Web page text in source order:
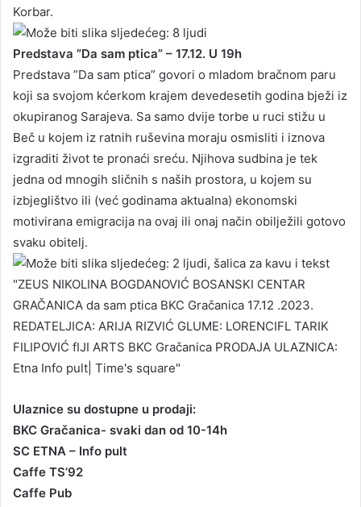
Korbar.
Predstava ”Da sam ptica” – 17.12. U 19h
Predstava ”Da sam ptica” govori o mladom bračnom paru
koji sa svojom kćerkom krajem devedesetih godina bježi iz
okupiranog Sarajeva. Sa samo dvije torbe u ruci stižu u
Beč u kojem iz ratnih ruševina moraju osmisliti i iznova
izgraditi život te pronaći sreću. Njihova sudbina je tek
jedna od mnogih sličnih s naših prostora, u kojem su
izbjeglištvo ili (već godinama aktualna) ekonomski
motivirana emigracija na ovaj ili onaj način obilježili gotovo
svaku obitelj.
Ulaznice su dostupne u prodaji:
BKC Gračanica- svaki dan od 10-14h
SC ETNA – Info pult
Caffe TS’92
Caffe Pub